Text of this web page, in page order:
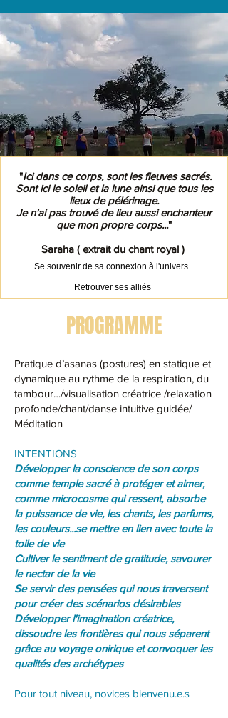
"Ici dans ce corps, sont les fleuves sacrés.
Sont ici le soleil et la lune ainsi que tous les
lieux de pélérinage.
Je n'ai pas trouvé de lieu aussi enchanteur
que mon propre corps..."
Saraha ( extrait du chant royal )
Se souvenir de sa connexion à l'univers...
Retrouver ses alliés
PROGRAMME
Pratique d’asanas (postures) en statique et
dynamique au rythme de la respiration, du
tambour…/visualisation créatrice /relaxation
profonde/chant/danse intuitive guidée/
Méditation
INTENTIONS
Développer la conscience de son corps
comme temple sacré à protéger et aimer,
comme microcosme qui ressent, absorbe
la puissance de vie, les chants, les parfums,
les couleurs...se mettre en lien avec toute la
toile de vie
Cultiver le sentiment de gratitude, savourer
le nectar de la vie
Se servir des pensées qui nous traversent
pour créer des scénarios désirables
Développer l'imagination créatrice,
dissoudre les frontières qui nous séparent
grâce au voyage onirique et convoquer les
qualités des archétypes
Pour tout niveau, novices bienvenu.e.s